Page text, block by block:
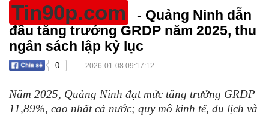
Tin90p.com
- Quảng Ninh dẫn
đầu tăng trưởng GRDP năm 2025, thu
ngân sách lập kỷ lục
0 | 2026-01-08 09:17:12
Năm 2025, Quảng Ninh đạt mức tăng trưởng GRDP
11,89%, cao nhất cả nước; quy mô kinh tế, du lịch và